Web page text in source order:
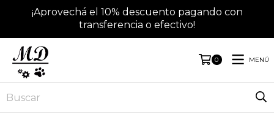
¡Aprovechá el 10% descuento pagando con
transferencia o efectivo!
0 MENÚ